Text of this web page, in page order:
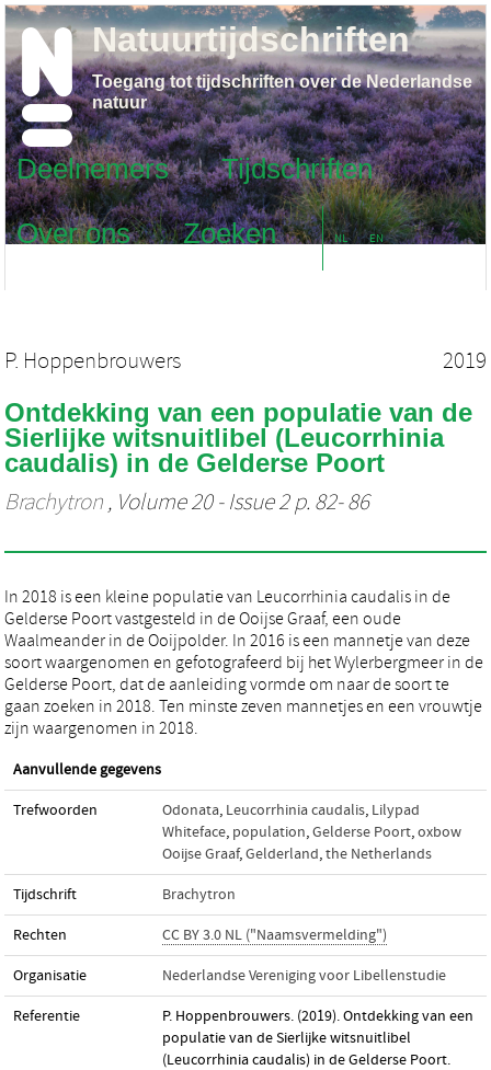
Deelnemers
Tijdschriften
Over ons
Zoeken NL EN
Natuurtijdschriften
Toegang tot tijdschriften over de Nederlandse
natuur
P. Hoppenbrouwers 2019
Ontdekking van een populatie van de
Sierlijke witsnuitlibel (Leucorrhinia
caudalis) in de Gelderse Poort
Brachytron , Volume 20 - Issue 2 p. 82- 86
In 2018 is een kleine populatie van Leucorrhinia caudalis in de
Gelderse Poort vastgesteld in de Ooijse Graaf, een oude
Waalmeander in de Ooijpolder. In 2016 is een mannetje van deze
soort waargenomen en gefotografeerd bij het Wylerbergmeer in de
Gelderse Poort, dat de aanleiding vormde om naar de soort te
gaan zoeken in 2018. Ten minste zeven mannetjes en een vrouwtje
zijn waargenomen in 2018.
Aanvullende gegevens
Trefwoorden Odonata, Leucorrhinia caudalis, Lilypad
Whiteface, population,Gelderse Poort,oxbow
Ooijse Graaf,Gelderland,the Netherlands
Tijdschrift Brachytron
Rechten CC BY 3.0 NL ("Naamsvermelding")
Organisatie Nederlandse Vereniging voor Libellenstudie
Referentie
P. Hoppenbrouwers. (2019). Ontdekking van een
populatie van de Sierlijke witsnuitlibel
(Leucorrhinia caudalis) in de Gelderse Poort.